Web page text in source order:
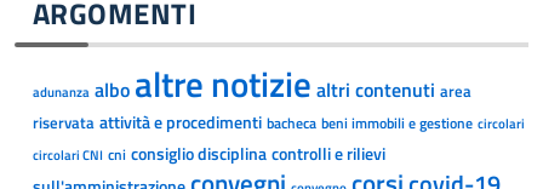
ARGOMENTI
adunanza albo altre notizie altri contenuti area
riservata attività e procedimenti bacheca beni immobili e gestione circolari
circolari CNI cni consiglio disciplinacontrolli e rilievi